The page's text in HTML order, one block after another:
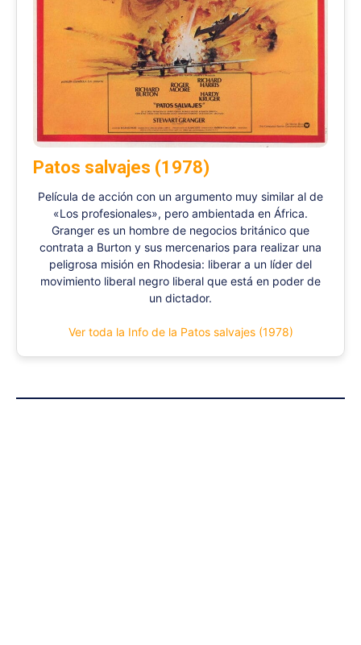
Patos salvajes (1978)
Película de acción con un argumento muy similar al de
«Los profesionales», pero ambientada en África.
Granger es un hombre de negocios británico que
contrata a Burton y sus mercenarios para realizar una
peligrosa misión en Rhodesia: liberar a un líder del
movimiento liberal negro liberal que está en poder de
un dictador.
Ver toda la Info de la Patos salvajes (1978)